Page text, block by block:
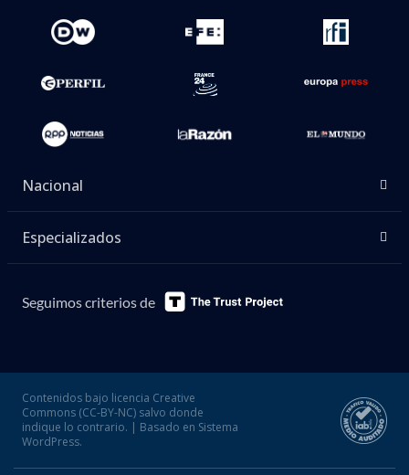
Nacional
Especializados
Seguimos criterios de
Contenidos bajo licencia Creative
Commons (CC-BY-NC) salvo donde
indique lo contrario. | Basado en Sistema
WordPress.